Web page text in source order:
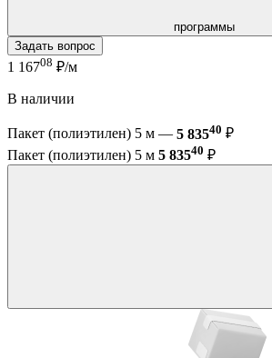
программы
Задать вопрос
1 16708 ₽/м
В наличии
Пакет (полиэтилен) 5 м — 5 83540 ₽
Пакет (полиэтилен) 5 м 5 83540 ₽